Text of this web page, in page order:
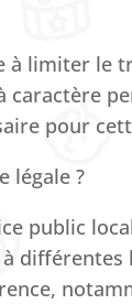
à limiter le
caractère
pour
légale ?
public
différentes